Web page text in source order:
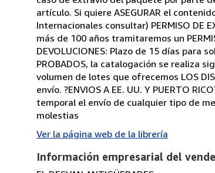
artículo. Si quiere ASEGURAR el
Internacionales consultar) PERMISO DE
más de 100 años tramitaremos un
DEVOLUCIONES: Plazo de 15 días para
PROBADOS, la catalogación se realiza
volumen de lotes que ofrecemos LOS
envío. ?ENVIOS A EE. UU. Y PUERTO
temporal el envío de cualquier tipo de
molestias
Ver la página web de la librería
Información empresarial del